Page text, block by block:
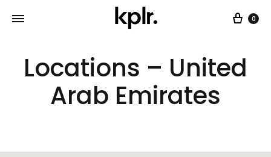
0
Locations – United
Arab Emirates